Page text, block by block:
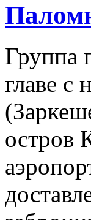
Группа
главе с
остров